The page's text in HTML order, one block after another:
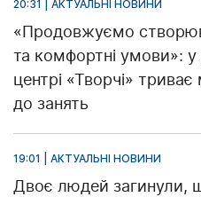
20:31 | АКТУАЛЬНІ НОВИНИ
«Продовжуємо
та комфортні умови»:
центрі «Творчі»
до занять
19:01 | АКТУАЛЬНІ НОВИНИ
Двоє людей загинули,